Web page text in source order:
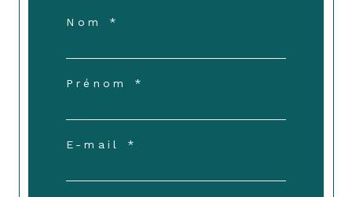
Nom *
Prénom *
E-mail *